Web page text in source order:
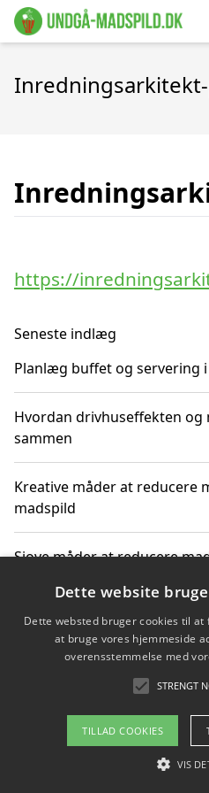
https://
Seneste indlæg
Planlæg buffet og servering
Hvordan drivhuseffekten
sammen
Kreative måder at reducere
madspild
Sjove måder at reducere
Hvor finder jeg nemme
Om / kontakt
Dette website
Dette websted bruger cookies til
at bruge vores hjemmeside
overensstemmelse med
STRENGT
TILLAD COOKIES
VIS